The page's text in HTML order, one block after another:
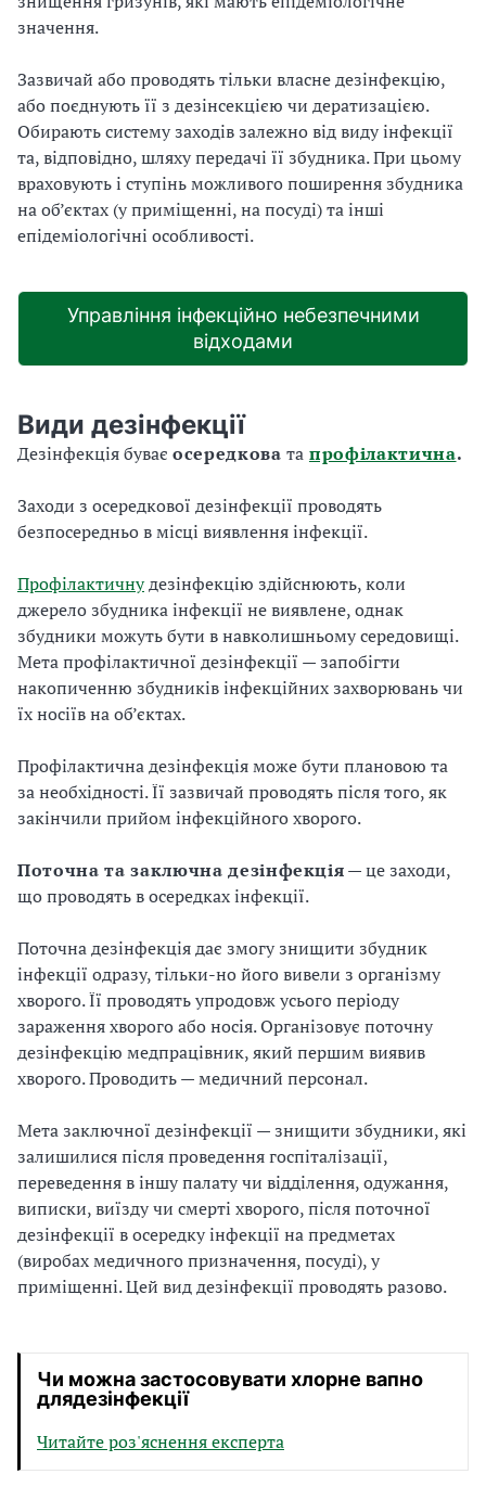
значення.
Зазвичай або проводять тільки власне дезінфекцію,
або поєднують її з дезінсекцією чи дератизацією.
Обирають систему заходів залежно від виду інфекції
та, відповідно, шляху передачі її збудника. При цьому
враховують і ступінь можливого поширення збудника
на об’єктах (у приміщенні, на посуді) та інші
епідеміологічні особливості.
Управління інфекційно небезпечними
відходами
Види дезінфекції
Дезінфекція буває осередковата профілактична.
Заходи з осередкової дезінфекції проводять
безпосередньо в місці виявлення інфекції.
Профілактичнудезінфекцію здійснюють, коли
джерело збудника інфекції не виявлене, однак
збудники можуть бути в навколишньому середовищі.
Мета профілактичної дезінфекції — запобігти
накопиченню збудників інфекційних захворювань чи
їх носіїв на об’єктах.
Профілактична дезінфекція може бути плановою та
за необхідності. Її зазвичай проводять після того, як
закінчили прийом інфекційного хворого.
Поточна та заключна дезінфекція— це заходи,
що проводять в осередках інфекції.
Поточна дезінфекція дає змогу знищити збудник
інфекції одразу, тільки-но його вивели з організму
хворого. Її проводять упродовж усього періоду
зараження хворого або носія. Організовує поточну
дезінфекцію медпрацівник, який першим виявив
хворого. Проводить — медичний персонал.
Мета заключної дезінфекції — знищити збудники, які
залишилися після проведення госпіталізації,
переведення в іншу палату чи відділення, одужання,
виписки, виїзду чи смерті хворого, після поточної
дезінфекції в осередку інфекції на предметах
(виробах медичного призначення, посуді), у
приміщенні. Цей вид дезінфекції проводять разово.
Чи можна застосовувати хлорне вапно
длядезінфекції
Читайте роз'яснення експерта